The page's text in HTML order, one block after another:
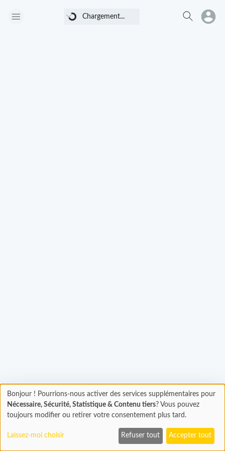
Chargement...
Chargement
En cours...
Bonjour ! Pourrions-nous activer des services supplémentaires pour
Nécessaire, Sécurité, Statistique & Contenu tiers? Vous pouvez
toujours modifier ou retirer votre consentement plus tard.
Laissez-moi choisir Refuser tout Accepter tout